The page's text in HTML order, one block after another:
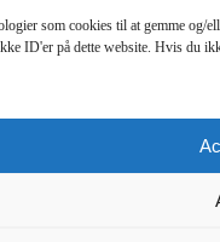
som cookies til at gemme
ID'er på dette website. Hvis du